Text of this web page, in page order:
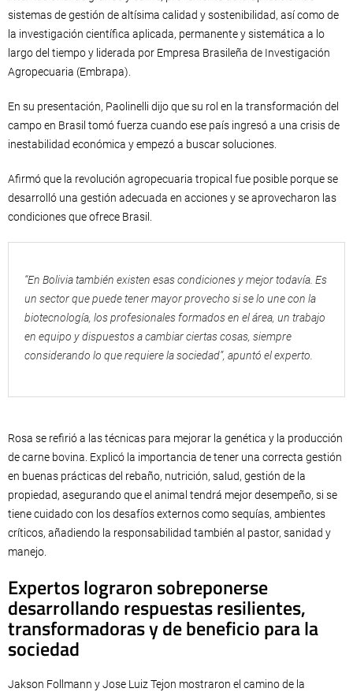
sistemas de gestión de altísima calidad y sostenibilidad, así como de
la investigación científica aplicada, permanente y sistemática a lo
largo del tiempo y liderada por Empresa Brasileña de Investigación
Agropecuaria (Embrapa).
En su presentación, Paolinelli dijo que su rol en la transformación del
campo en Brasil tomó fuerza cuando ese país ingresó a una crisis de
inestabilidad económica y empezó a buscar soluciones.
Afirmó que la revolución agropecuaria tropical fue posible porque se
desarrolló una gestión adecuada en acciones y se aprovecharon las
condiciones que ofrece Brasil.
“En Bolivia también existen esas condiciones y mejor todavía. Es
un sector que puede tener mayor provecho si se lo une con la
biotecnología, los profesionales formados en el área, un trabajo
en equipo y dispuestos a cambiar ciertas cosas, siempre
considerando lo que requiere la sociedad”, apuntó el experto.
Rosa se refirió a las técnicas para mejorar la genética y la producción
de carne bovina. Explicó la importancia de tener una correcta gestión
en buenas prácticas del rebaño, nutrición, salud, gestión de la
propiedad, asegurando que el animal tendrá mejor desempeño, si se
tiene cuidado con los desafíos externos como sequías, ambientes
críticos, añadiendo la responsabilidad también al pastor, sanidad y
manejo.
Expertos lograron sobreponerse
desarrollando respuestas resilientes,
transformadoras y de beneficio para la
sociedad
Jakson Follmann y Jose Luiz Tejon mostraron el camino de la